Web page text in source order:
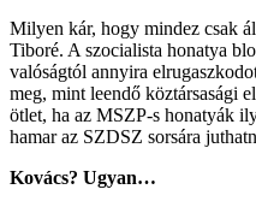
Milyen kár, hogy mindez csak
Tiboré. A szocialista honatya
valóságtól annyira
meg, mint leendő köztársasági
ötlet, ha az MSZP-s honatyák
hamar az SZDSZ sorsára
Kovács? Ugyan…